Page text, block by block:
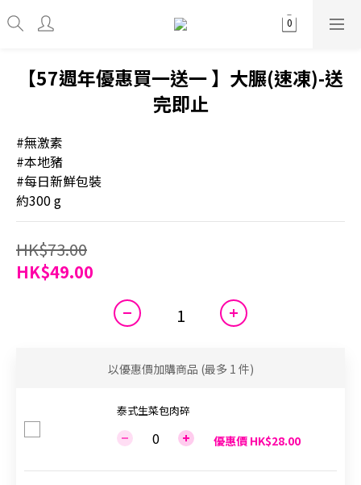
【57週年優惠買一送一 】大𦟌(速凍)-送
完即止
#無激素
#本地豬
#每日新鮮包裝
約300 g
HK$73.00
HK$49.00
以優惠價加購商品 (最多 1 件)
泰式生菜包肉碎
優惠價 HK$28.00